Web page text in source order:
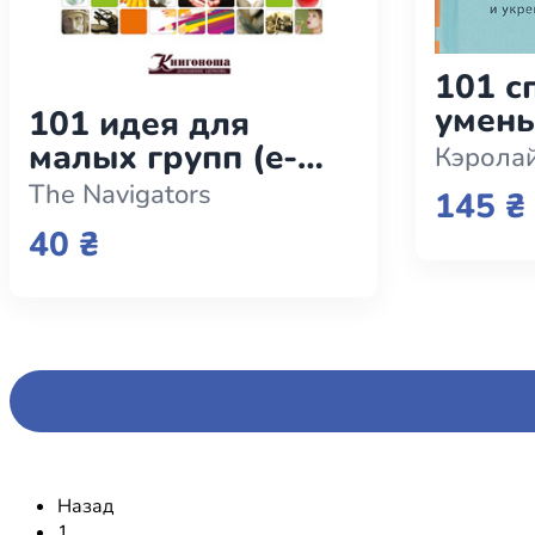
101 идея для
малых групп (e-
book)
The Navigators
40 ₴
101
145 ₴
Назад